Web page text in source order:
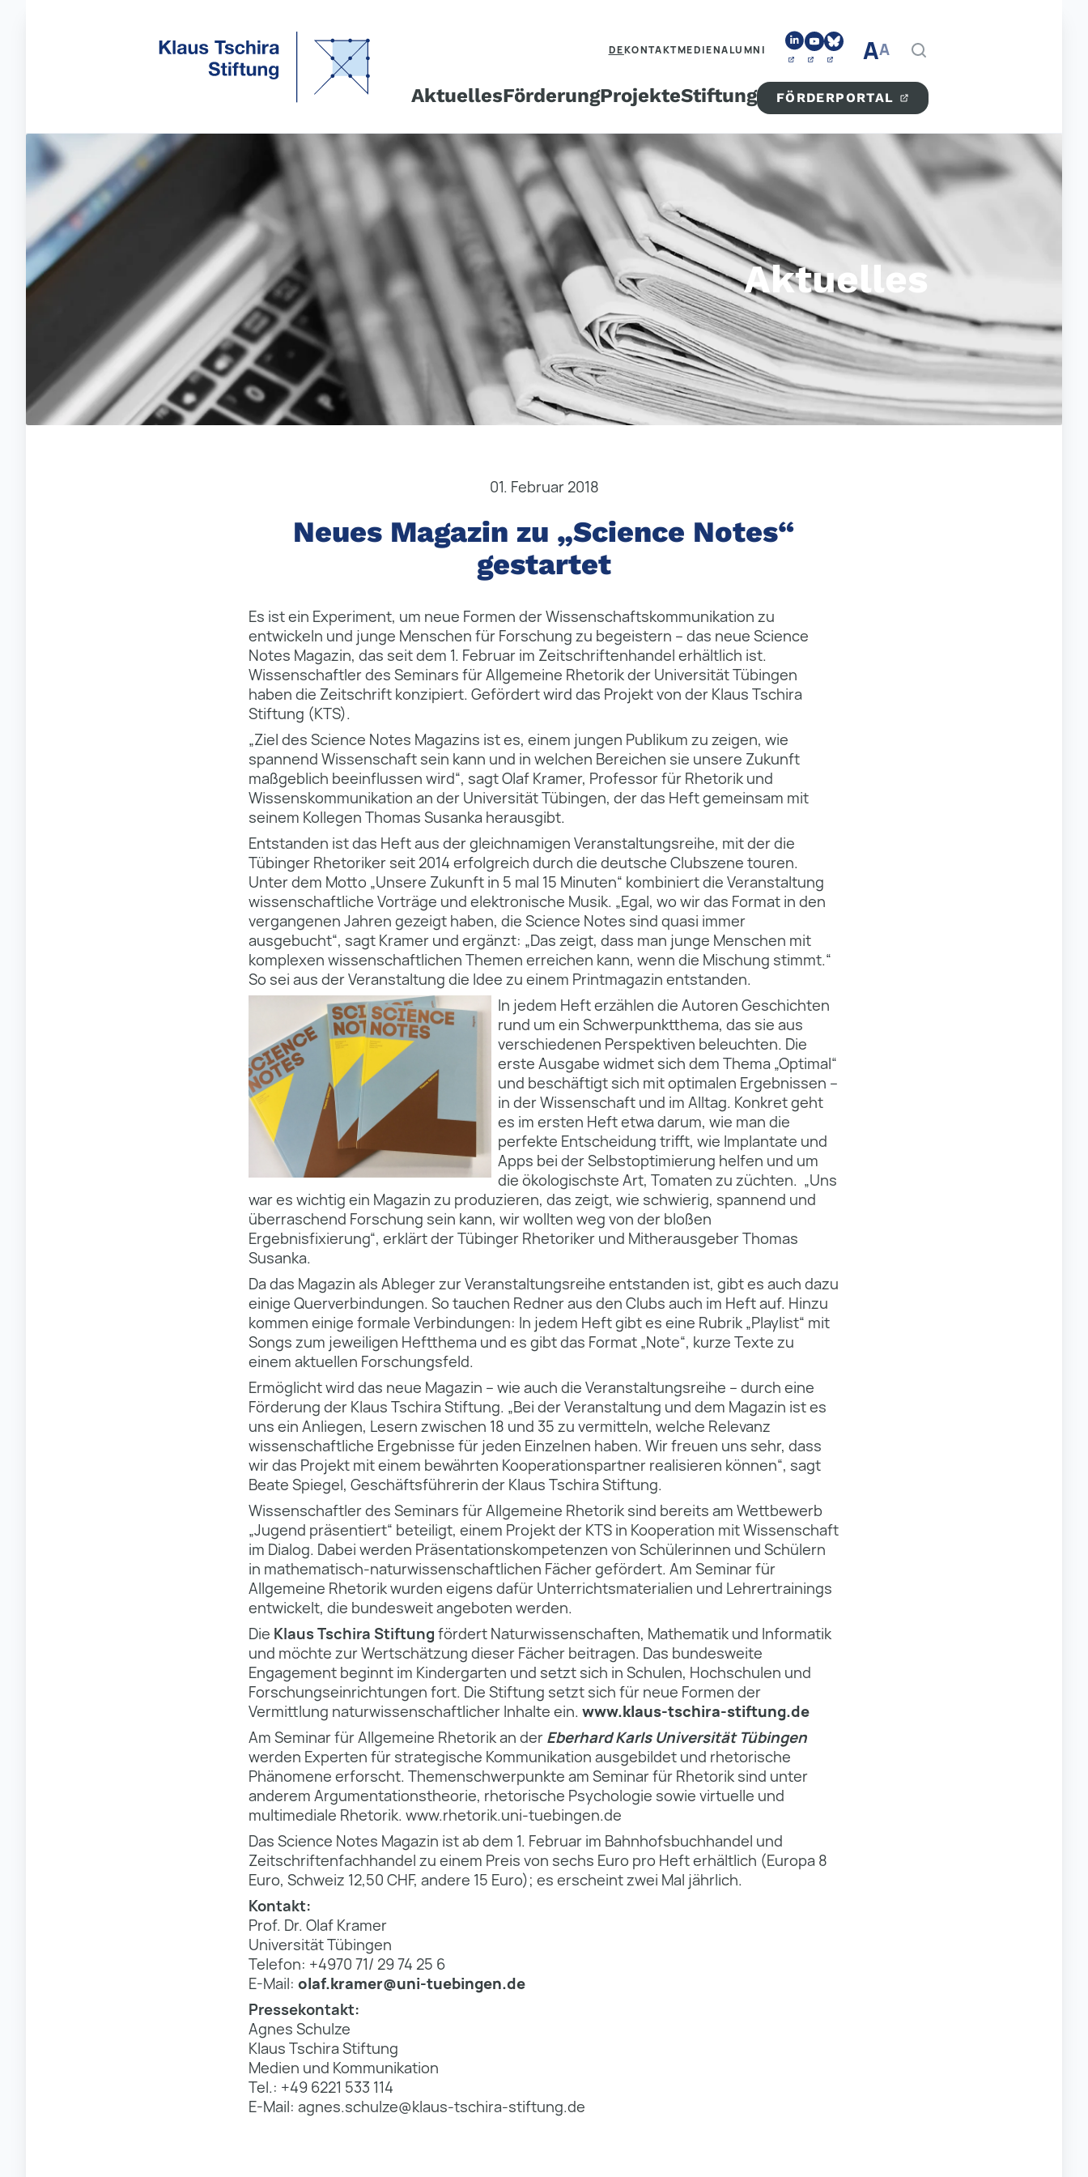
DEKONTAKTMEDIENALUMNI AA
AktuellesFörderungProjekteStiftung FÖRDERPORTAL
Aktuelles
01. Februar 2018
Neues Magazin zu „Science Notes“
gestartet
Es ist ein Experiment, um neue Formen der Wissenschaftskommunikation zu
entwickeln und junge Menschen für Forschung zu begeistern – das neue Science
Notes Magazin, das seit dem 1. Februar im Zeitschriftenhandel erhältlich ist.
Wissenschaftler des Seminars für Allgemeine Rhetorik der Universität Tübingen
haben die Zeitschrift konzipiert. Gefördert wird das Projekt von der Klaus Tschira
Stiftung (KTS).
„Ziel des Science Notes Magazins ist es, einem jungen Publikum zu zeigen, wie
spannend Wissenschaft sein kann und in welchen Bereichen sie unsere Zukunft
maßgeblich beeinflussen wird“, sagt Olaf Kramer, Professor für Rhetorik und
Wissenskommunikation an der Universität Tübingen, der das Heft gemeinsam mit
seinem Kollegen Thomas Susanka herausgibt.
Entstanden ist das Heft aus der gleichnamigen Veranstaltungsreihe, mit der die
Tübinger Rhetoriker seit 2014 erfolgreich durch die deutsche Clubszene touren.
Unter dem Motto „Unsere Zukunft in 5 mal 15 Minuten“ kombiniert die Veranstaltung
wissenschaftliche Vorträge und elektronische Musik. „Egal, wo wir das Format in den
vergangenen Jahren gezeigt haben, die Science Notes sind quasi immer
ausgebucht“, sagt Kramer und ergänzt: „Das zeigt, dass man junge Menschen mit
komplexen wissenschaftlichen Themen erreichen kann, wenn die Mischung stimmt.“
So sei aus der Veranstaltung die Idee zu einem Printmagazin entstanden.
In jedem Heft erzählen die Autoren Geschichten
rund um ein Schwerpunktthema, das sie aus
verschiedenen Perspektiven beleuchten. Die
erste Ausgabe widmet sich dem Thema „Optimal“
und beschäftigt sich mit optimalen Ergebnissen –
in der Wissenschaft und im Alltag. Konkret geht
es im ersten Heft etwa darum, wie man die
perfekte Entscheidung trifft, wie Implantate und
Apps bei der Selbstoptimierung helfen und um
die ökologischste Art, Tomaten zu züchten. „Uns
war es wichtig ein Magazin zu produzieren, das zeigt, wie schwierig, spannend und
überraschend Forschung sein kann, wir wollten weg von der bloßen
Ergebnisfixierung“, erklärt der Tübinger Rhetoriker und Mitherausgeber Thomas
Susanka.
Da das Magazin als Ableger zur Veranstaltungsreihe entstanden ist, gibt es auch dazu
einige Querverbindungen. So tauchen Redner aus den Clubs auch im Heft auf. Hinzu
kommen einige formale Verbindungen: In jedem Heft gibt es eine Rubrik „Playlist“ mit
Songs zum jeweiligen Heftthema und es gibt das Format „Note“, kurze Texte zu
einem aktuellen Forschungsfeld.
Ermöglicht wird das neue Magazin – wie auch die Veranstaltungsreihe – durch eine
Förderung der Klaus Tschira Stiftung. „Bei der Veranstaltung und dem Magazin ist es
uns ein Anliegen, Lesern zwischen 18 und 35 zu vermitteln, welche Relevanz
wissenschaftliche Ergebnisse für jeden Einzelnen haben. Wir freuen uns sehr, dass
wir das Projekt mit einem bewährten Kooperationspartner realisieren können“, sagt
Beate Spiegel, Geschäftsführerin der Klaus Tschira Stiftung.
Wissenschaftler des Seminars für Allgemeine Rhetorik sind bereits am Wettbewerb
„Jugend präsentiert“ beteiligt, einem Projekt der KTS in Kooperation mit Wissenschaft
im Dialog. Dabei werden Präsentationskompetenzen von Schülerinnen und Schülern
in mathematisch-naturwissenschaftlichen Fächer gefördert. Am Seminar für
Allgemeine Rhetorik wurden eigens dafür Unterrichtsmaterialien und Lehrertrainings
entwickelt, die bundesweit angeboten werden.
Die Klaus Tschira Stiftungfördert Naturwissenschaften, Mathematik und Informatik
und möchte zur Wertschätzung dieser Fächer beitragen. Das bundesweite
Engagement beginnt im Kindergarten und setzt sich in Schulen, Hochschulen und
Forschungseinrichtungen fort. Die Stiftung setzt sich für neue Formen der
Vermittlung naturwissenschaftlicher Inhalte ein. www.klaus-tschira-stiftung.de
Am Seminar für Allgemeine Rhetorik an derEberhard Karls Universität Tübingen
werden Experten für strategische Kommunikation ausgebildet und rhetorische
Phänomene erforscht. Themenschwerpunkte am Seminar für Rhetorik sind unter
anderem Argumentationstheorie, rhetorische Psychologie sowie virtuelle und
multimediale Rhetorik. www.rhetorik.uni-tuebingen.de
Das Science Notes Magazin ist ab dem 1. Februar im Bahnhofsbuchhandel und
Zeitschriftenfachhandel zu einem Preis von sechs Euro pro Heft erhältlich (Europa 8
Euro, Schweiz 12,50 CHF, andere 15 Euro); es erscheint zwei Mal jährlich.
Kontakt:
Prof. Dr. Olaf Kramer
Universität Tübingen
Telefon: +4970 71/ 29 74 25 6
E-Mail: olaf.kramer@uni-tuebingen.de
Pressekontakt:
Agnes Schulze
Klaus Tschira Stiftung
Medien und Kommunikation
Tel.: +49 6221 533 114
E-Mail: agnes.schulze@klaus-tschira-stiftung.de